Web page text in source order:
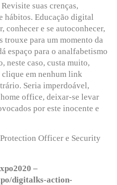
suas crenças,
hábitos. Educação digital
conhecer e se autoconhecer,
trouxe para um momento da
espaço para o analfabetismo
neste caso, custa muito,
em nenhum link
Seria imperdoável,
office, deixar-se levar
por este inocente e
Officer e Security
–
digitalks-action-